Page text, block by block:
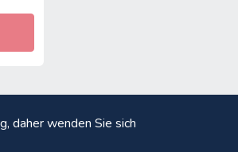
daher wenden Sie sich